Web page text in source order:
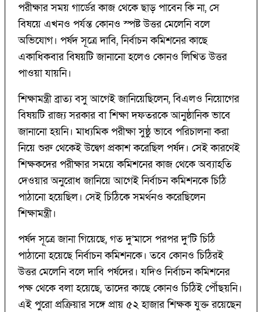
পরীক্ষার সময় গার্ডের কাজ থেকে ছাড় পাবেন কি না, সে
বিষয়ে এখনও পর্যন্ত কোনও স্পষ্ট উত্তর মেলেনি বলে
অভিযোগ। পর্ষদ সূত্রে দাবি, নির্বাচন কমিশনের কাছে
একাধিকবার বিষয়টি জানানো হলেও কোনও লিখিত উত্তর
পাওয়া যায়নি।
শিক্ষামন্ত্রী ব্রাত্য বসু আগেই জানিয়েছিলেন, বিএলও নিয়োগের
বিষয়টি রাজ্য সরকার বা শিক্ষা দফতরকে আনুষ্ঠানিক ভাবে
জানানো হয়নি। মাধ্যমিক পরীক্ষা সুষ্ঠু ভাবে পরিচালনা করা
নিয়ে শুরু থেকেই উদ্বেগ প্রকাশ করেছিল পর্ষদ। সেই কারণেই
শিক্ষকদের পরীক্ষার সময়ে কমিশনের কাজ থেকে অব্যাহতি
দেওয়ার অনুরোধ জানিয়ে আগেই নির্বাচন কমিশনকে চিঠি
পাঠানো হয়েছিল। সেই চিঠিকে সমর্থনও করেছিলেন
শিক্ষামন্ত্রী।
পর্ষদ সূত্রে জানা গিয়েছে, গত দু’মাসে পরপর দু’টি চিঠি
পাঠানো হয়েছে নির্বাচন কমিশনকে। তবে কোনও চিঠিরই
উত্তর মেলেনি বলে দাবি পর্ষদের। যদিও নির্বাচন কমিশনের
পক্ষ থেকে বলা হয়েছে, তাদের কাছে কোনও চিঠিই পৌঁছয়নি।
এই পুরো প্রক্রিয়ার সঙ্গে প্রায় ৫২ হাজার শিক্ষক যুক্ত রয়েছেন